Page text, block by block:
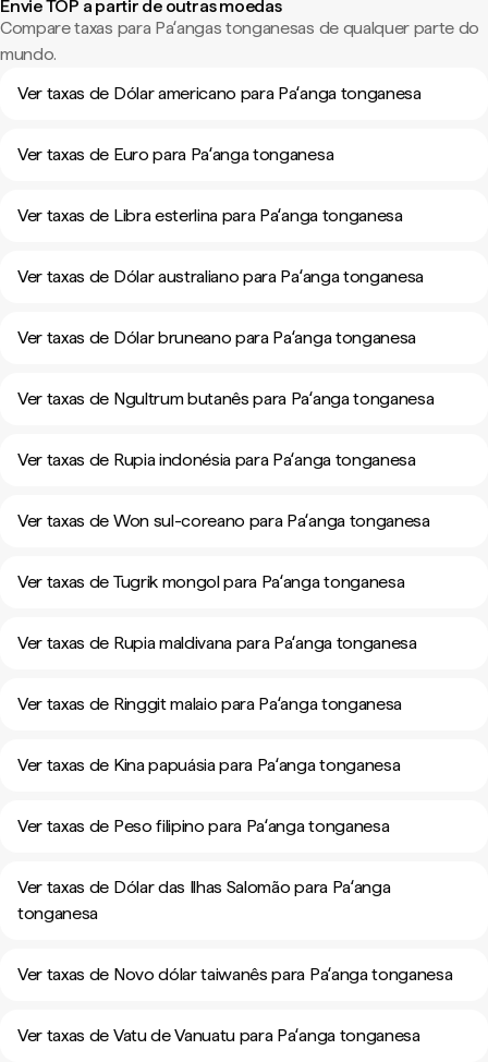
Envie TOP a partir de outras moedas
Compare taxas para Paʻangas tonganesas de qualquer parte do
mundo.
Ver taxas de Dólar americano para Paʻanga tonganesa
Ver taxas de Euro para Paʻanga tonganesa
Ver taxas de Libra esterlina para Paʻanga tonganesa
Ver taxas de Dólar australiano para Paʻanga tonganesa
Ver taxas de Dólar bruneano para Paʻanga tonganesa
Ver taxas de Ngultrum butanês para Paʻanga tonganesa
Ver taxas de Rupia indonésia para Paʻanga tonganesa
Ver taxas de Won sul-coreano para Paʻanga tonganesa
Ver taxas de Tugrik mongol para Paʻanga tonganesa
Ver taxas de Rupia maldivana para Paʻanga tonganesa
Ver taxas de Ringgit malaio para Paʻanga tonganesa
Ver taxas de Kina papuásia para Paʻanga tonganesa
Ver taxas de Peso filipino para Paʻanga tonganesa
Ver taxas de Dólar das Ilhas Salomão para Paʻanga
tonganesa
Ver taxas de Novo dólar taiwanês para Paʻanga tonganesa
Ver taxas de Vatu de Vanuatu para Paʻanga tonganesa